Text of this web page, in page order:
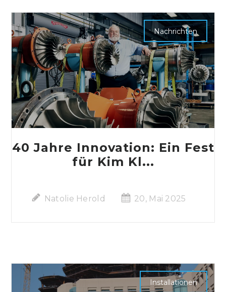
Nachrichten
40 Jahre Innovation: Ein Fest
für Kim Kl...
Natolie Herold 20, Mai 2025
Installationen